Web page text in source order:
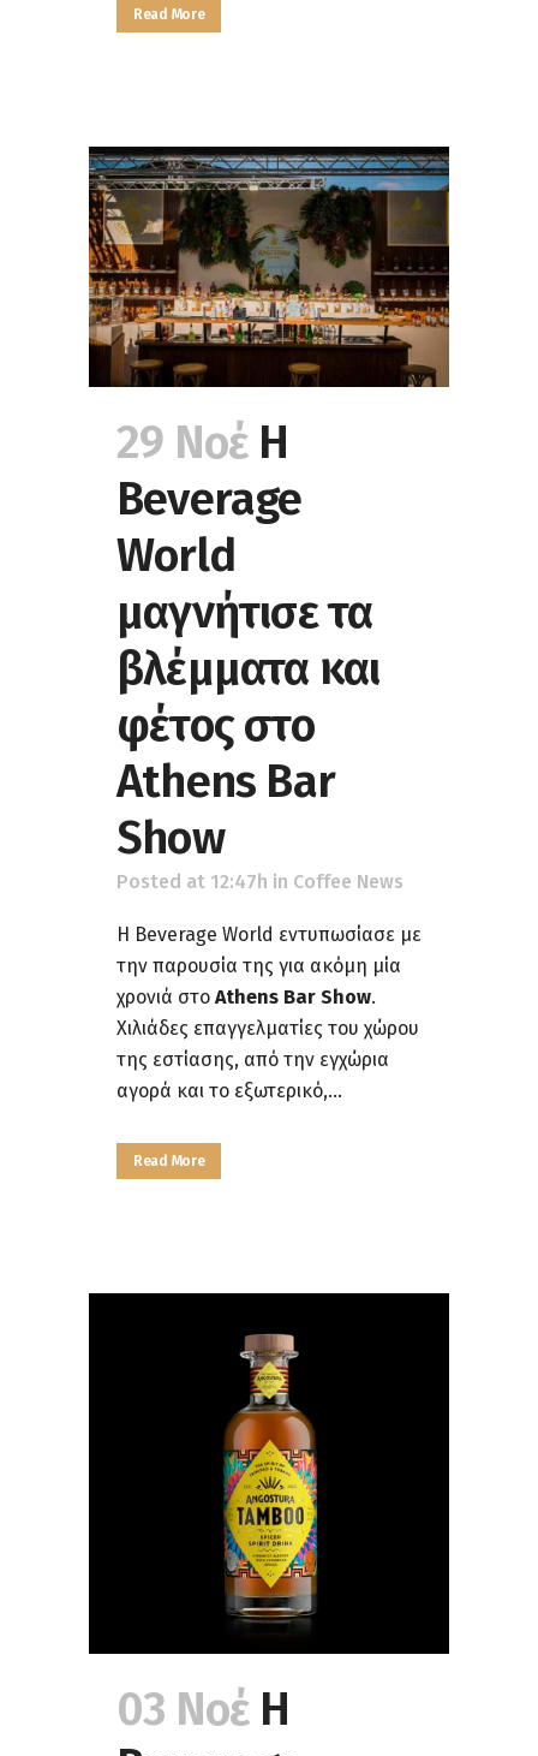
Read More
29 Νοέ Η
Beverage
World
μαγνήτισε τα
βλέμματα και
φέτος στο
Athens Bar
Show
Posted at 12:47h in Coffee News
Η Beverage World εντυπωσίασε με
την παρουσία της για ακόμη μία
χρονιά στο Athens Bar Show.
Χιλιάδες επαγγελματίες του χώρου
της εστίασης, από την εγχώρια
αγορά και το εξωτερικό,...
Read More
03 Νοέ Η